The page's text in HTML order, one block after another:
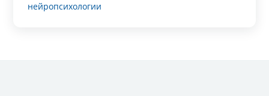
нейропсихологии